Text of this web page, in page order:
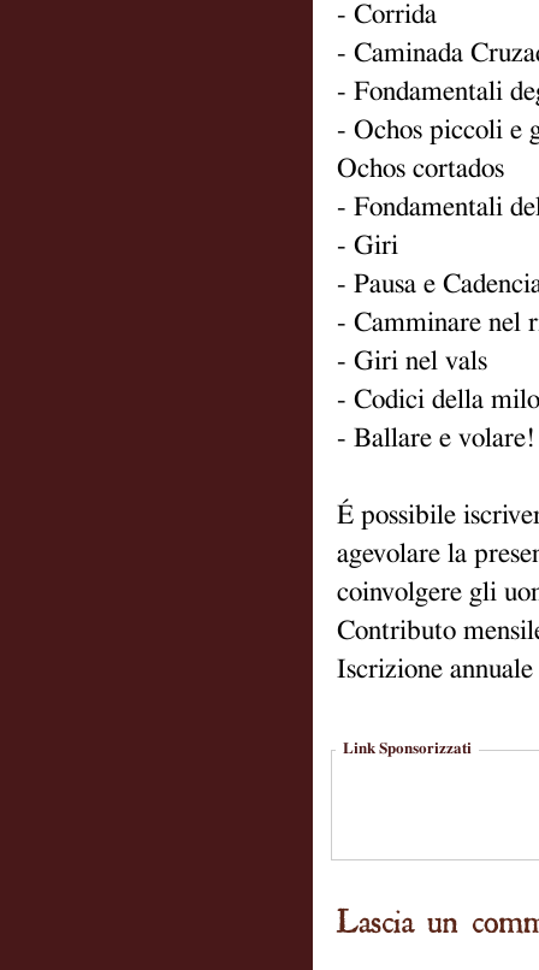
- Corrida
- Caminada
- Fondamentali
- Ochos piccoli e
Ochos cortados
- Fondamentali
- Giri
- Pausa e
- Camminare nel
- Giri nel vals
- Codici della
- Ballare e volare!
É possibile
agevolare la
coinvolgere gli
Contributo
Iscrizione
Link Sponsorizzati